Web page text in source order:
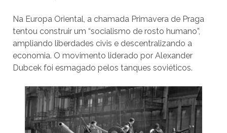
Na Europa Oriental, a chamada Primavera de Praga
tentou construir um “socialismo de rosto humano”,
ampliando liberdades civis e descentralizando a
economia. O movimento liderado por Alexander
Dubcek foi esmagado pelos tanques soviéticos.